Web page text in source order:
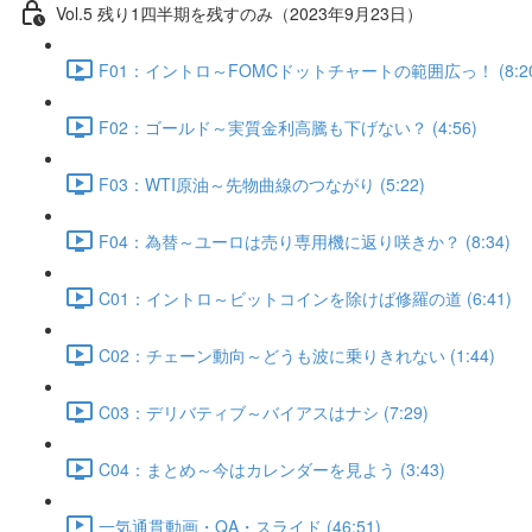
Vol.5 残り1四半期を残すのみ（2023年9月23日）
F01：イントロ～FOMCドットチャートの範囲広っ！
F02：ゴールド～実質金利高騰も下げない？ (4:56)
F03：WTI原油～先物曲線のつながり (5:22)
F04：為替～ユーロは売り専用機に返り咲きか？ (8:34)
C01：イントロ～ビットコインを除けば修羅の道 (6:41)
C02：チェーン動向～どうも波に乗りきれない (1:44)
C03：デリバティブ～バイアスはナシ (7:29)
C04：まとめ～今はカレンダーを見よう (3:43)
一気通貫動画・QA・スライド (46:51)